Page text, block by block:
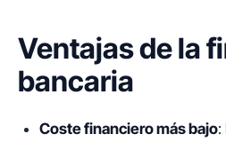
Ventajas de la
bancaria
Coste financiero más bajo: